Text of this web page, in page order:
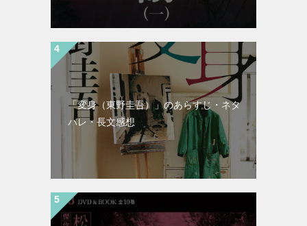
「変身（東野圭吾）」のあらすじ・ネタ
バレ・長文感想